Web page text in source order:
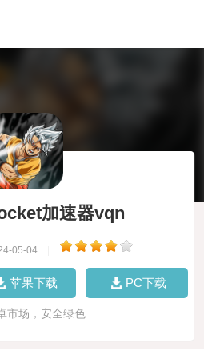
加速器vqn
05-04
苹果下载 PC下载
市场，安全绿色